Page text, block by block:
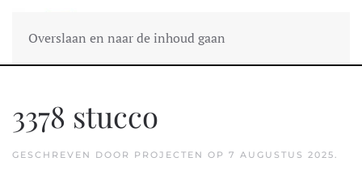
Overslaan en naar de inhoud gaan
3378 stucco
GESCHREVEN DOOR PROJECTEN OP 7 AUGUSTUS 2025.